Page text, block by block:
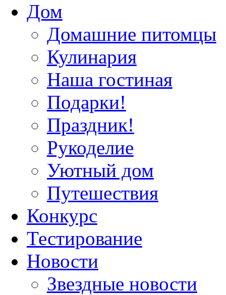
Дом
Домашние питомцы
Кулинария
Наша гостиная
Подарки!
Праздник!
Рукоделие
Уютный дом
Путешествия
Конкурс
Тестирование
Новости
Звездные новости